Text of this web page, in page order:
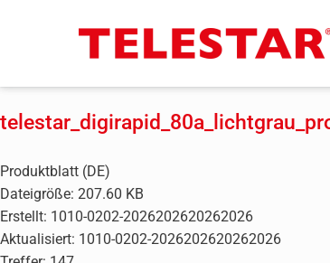
Produktblatt (DE)
Dateigröße: 207.60 KB
Erstellt: 1010-0202-2026202620262026
Aktualisiert: 1010-0202-2026202620262026